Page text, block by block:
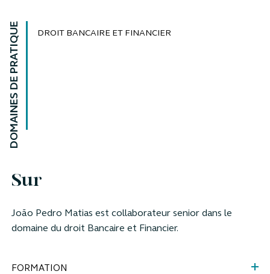
DOMAINES DE PRATIQUE DROIT BANCAIRE ET FINANCIER
Sur
João Pedro Matias est collaborateur senior dans le
domaine du droit Bancaire et Financier.
FORMATION